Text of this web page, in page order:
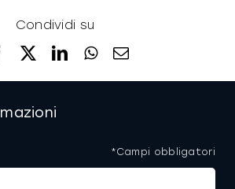
Condividi su
FacebookLinkedInWhatsApp
Email
*Campi obbligatori